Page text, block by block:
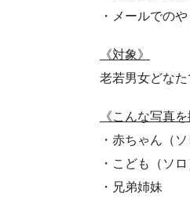
・メールでの
《対象》
老若男女どなた
《こんな写真
・赤ちゃん（ソ
・こども（ソロ
・兄弟姉妹